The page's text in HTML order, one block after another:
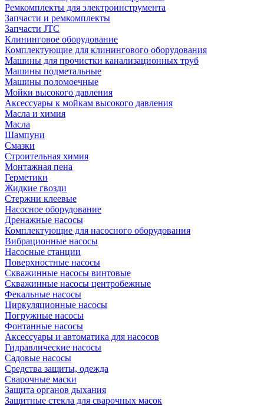
Ремкомплекты для электроинструмента
Запчасти и ремкомплекты
Запчасти JTC
Клининговое оборудование
Комплектующие для клинингового оборудования
Машины для прочистки канализационных труб
Машины подметальные
Машины поломоечные
Мойки высокого давления
Аксессуары к мойкам высокого давления
Масла и химия
Масла
Шампуни
Смазки
Строительная химия
Монтажная пена
Герметики
Жидкие гвозди
Стержни клеевые
Насосное оборудование
Дренажные насосы
Комплектующие для насосного оборудования
Вибрационные насосы
Насосные станции
Поверхностные насосы
Скважинные насосы винтовые
Скважинные насосы центробежные
Фекальные насосы
Циркуляционные насосы
Погружные насосы
Фонтанные насосы
Аксессуары и автоматика для насосов
Гидравлические насосы
Садовые насосы
Средства защиты, одежда
Сварочные маски
Защита органов дыхания
Защитные стекла для сварочных масок